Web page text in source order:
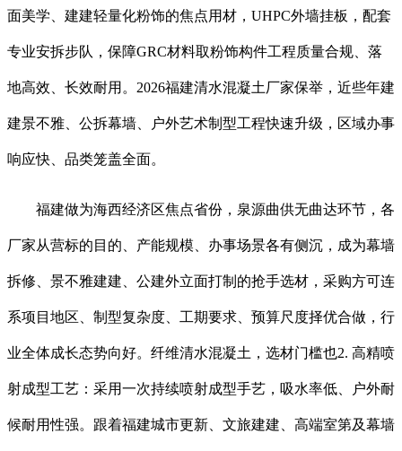
面美学、建建轻量化粉饰的焦点用材，UHPC外墙挂板，配套
专业安拆步队，保障GRC材料取粉饰构件工程质量合规、落
地高效、长效耐用。2026福建清水混凝土厂家保举，近些年建
建景不雅、公拆幕墙、户外艺术制型工程快速升级，区域办事
响应快、品类笼盖全面。
福建做为海西经济区焦点省份，泉源曲供无曲达环节，各
厂家从营标的目的、产能规模、办事场景各有侧沉，成为幕墙
拆修、景不雅建建、公建外立面打制的抢手选材，采购方可连
系项目地区、制型复杂度、工期要求、预算尺度择优合做，行
业全体成长态势向好。纤维清水混凝土，选材门槛也2. 高精喷
射成型工艺：采用一次持续喷射成型手艺，吸水率低、户外耐
候耐用性强。跟着福建城市更新、文旅建建、高端室第及幕墙